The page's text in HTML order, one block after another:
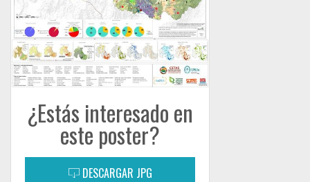
¿Estás interesado en
este poster?
DESCARGAR JPG